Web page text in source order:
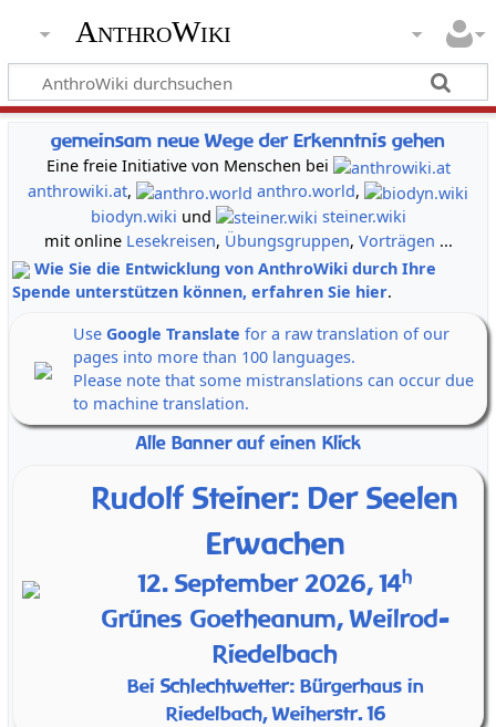
AnthroWiki
gemeinsam neue Wege der Erkenntnis gehen
Eine freie Initiative von Menschen bei
anthrowiki.at, anthro.world,
biodyn.wiki und
steiner.wiki
mit online Lesekreisen, Übungsgruppen, Vorträgen ...
Wie Sie die Entwicklung von AnthroWiki durch Ihre
Spende unterstützen können, erfahren Sie hier.
Use Google Translate for a raw translation of our
pages into more than 100 languages.
Please note that some mistranslations can occur due
to machine translation.
Alle Banner auf einen Klick
Rudolf Steiner: Der Seelen
Erwachen
12. September 2026, 14h
Grünes Goetheanum, Weilrod-
Riedelbach
Bei Schlechtwetter: Bürgerhaus in
Riedelbach, Weiherstr. 16